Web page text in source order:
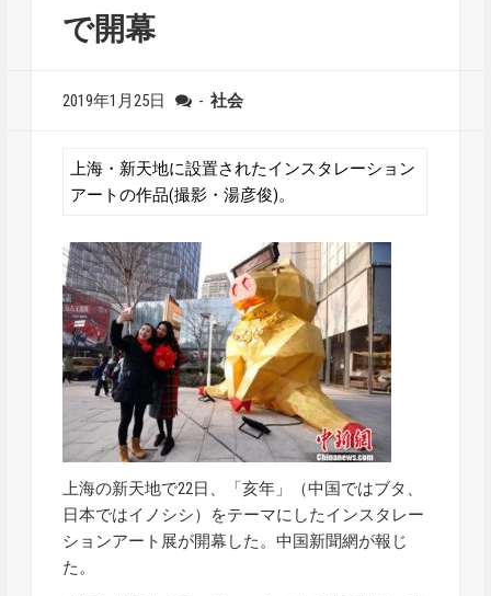
で開幕
2019年1月25日 - 社会
上海・新天地に設置されたインスタレーション
アートの作品(撮影・湯彦俊)。
上海の新天地で22日、「亥年」（中国ではブタ、
日本ではイノシシ）をテーマにしたインスタレー
ションアート展が開幕した。中国新聞網が報じ
た。